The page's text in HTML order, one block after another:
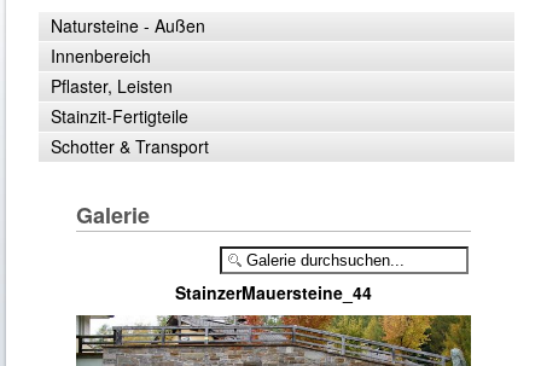
Natursteine - Außen
Innenbereich
Pflaster, Leisten
Stainzit-Fertigteile
Schotter & Transport
Galerie
StainzerMauersteine_44